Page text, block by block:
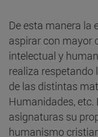
De esta manera la
aspirar con mayor
intelectual y
realiza
de las distintas
Humanidades, etc.
asignaturas su
humanismo